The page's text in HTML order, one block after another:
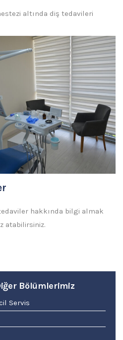
altında diş tedavileri
hakkında bilgi almak
atabilirsiniz.
Bölümlerimiz
Servis